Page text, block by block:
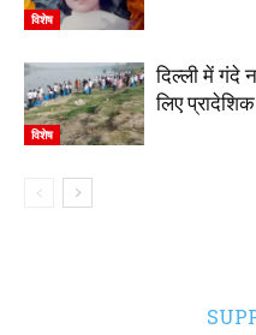
विशेष
विशेष
दिल्ली में गंदे
लिए